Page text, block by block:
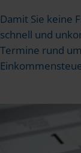
Damit Sie keine
schnell und
Termine rund